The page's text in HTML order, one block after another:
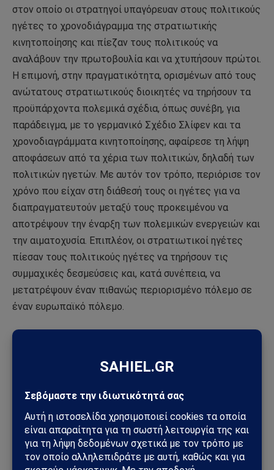
στον οποίο οι στρατηγοί υπαγόρευαν στους πολιτικούς
ηγέτες το χρονοδιάγραμμα της στρατιωτικής
κινητοποίησης και πίεζαν τους πολιτικούς να
αναλάβουν την πρωτοβουλία και να χτυπήσουν πρώτοι.
Η επιμονή, στην πραγματικότητα, ορισμένων από τους
ανώτατους στρατιωτικούς διοικητές να τηρήσουν τα
προϋπάρχοντα πολεμικά σχέδια, όπως συνέβη, για
παράδειγμα, με το γερμανικό Σχέδιο Σλίφεν και τα
χρονοδιαγράμματα κινητοποίησης, αφαίρεσε τη λήψη
αποφάσεων από τα χέρια των πολιτικών, δηλαδή των
πολιτικών ηγετών. Με αυτόν τον τρόπο, περιόρισε τον
χρόνο που είχαν στη διάθεσή τους οι ηγέτες για να
διαπραγματευτούν μεταξύ τους προκειμένου να
αποτρέψουν την έναρξη των πολεμικών ενεργειών και
την αιματοχυσία. Επιπλέον, οι στρατιωτικοί ηγέτες
πίεσαν τους πολιτικούς ηγέτες να τηρήσουν τις
συμμαχικές δεσμεύσεις και, κατά συνέπεια, να
μετατρέψουν έναν πιθανώς περιορισμένο πόλεμο σε
έναν ευρωπαϊκό πόλεμο.
Για παράδειγμα, το πιο γνωστό σχέδιο αυτού του
όνομά του από τον Γερμανό κόμη Άλφρεντ φον Σλίφεν
Γενικού Επιτελείου από το 1891 έως το 1905. Το
σχέδιο αναθεωρήθηκε αρκετές φορές πριν από την
έναρξη του Α΄ Παγκοσμίου Πολέμου. Το Σχέδιο Σλίφεν,
όπως και άλλα πολεμικά σχέδια που δημιουργήθηκαν